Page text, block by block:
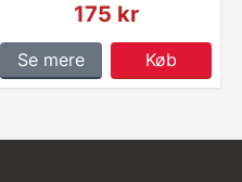
175 kr
Se mere Køb